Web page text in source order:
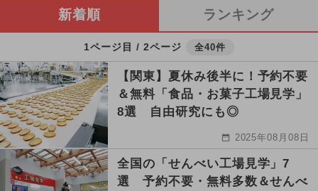
新着順 ランキング
1ページ目 / 2ページ 全40件
【関東】夏休み後半に！予約不要
＆無料「食品・お菓子工場見学」
8選 自由研究にも◎
2025年08月08日
全国の「せんべい工場見学」7
選 予約不要・無料多数＆せんべ